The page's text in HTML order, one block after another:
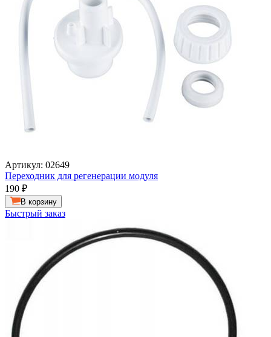
Артикул: 02649
Переходник для регенерации модуля
190 ₽
В корзину
Быстрый заказ